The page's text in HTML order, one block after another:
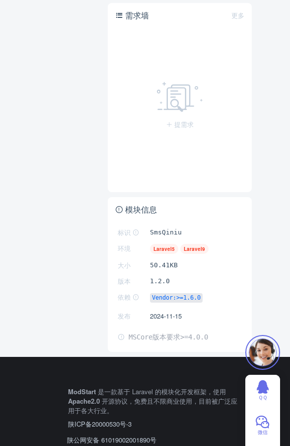
更多
需求墙
提需求
模块信息
标识 SmsQiniu
环境 Laravel5 Laravel9
大小 50.41KB
版本 1.2.0
依赖 Vendor:>=1.6.0
发布 2024-11-15
MSCore版本要求>=4.0.0
ModStart 是一款基于 Laravel 的模块化开发框架，使用
Apache2.0 开源协议，免费且不限商业使用，目前被广泛应
用于各大行业。
陕ICP备20000530号-3
陕公网安备 61019002001890号
ＱＱ
微信